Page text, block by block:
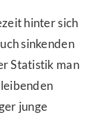
hinter sich
sinkenden
Statistik man
junge